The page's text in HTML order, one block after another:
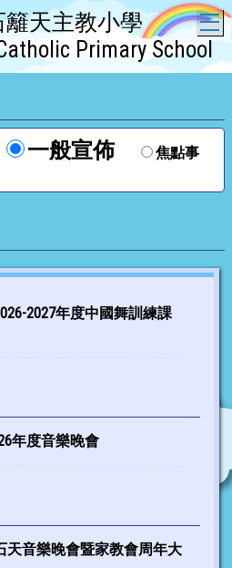
籬天主教小學
Primary School
一般宣佈
焦點事
2027年度中國舞訓練課
年度音樂晚會
天音樂晚會暨家教會周年大